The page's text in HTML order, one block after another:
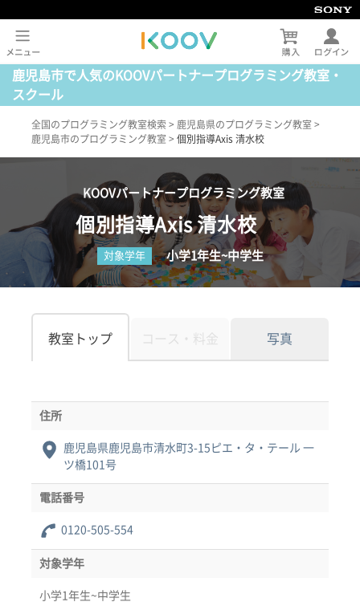
鹿児島市で人気のKOOVパートナープログラミング教室・
スクール
全国のプログラミング教室検索 > 鹿児島県のプログラミング教室 >
鹿児島市のプログラミング教室 > 個別指導Axis 清水校
KOOVパートナープログラミング教室
個別指導Axis 清水校
対象学年 小学1年生~中学生
教室トップ コース・料金 写真
住所
鹿児島県鹿児島市清水町3-15ピエ・タ・テール 一
ツ橋101号
電話番号
0120-505-554
対象学年
小学1年生~中学生